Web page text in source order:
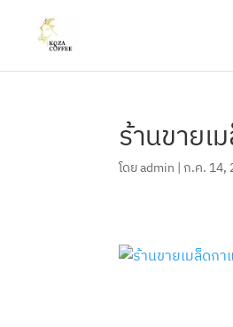
ร้านขาย
โดยadmin |ก.ค. 14,